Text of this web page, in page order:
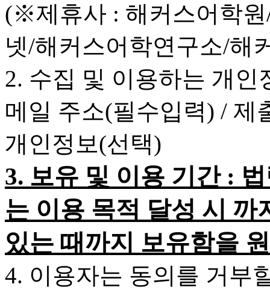
(※제휴사 : 해커스어학
넷/해커스어학연구소/해
2. 수집 및 이용하는 개
메일 주소(필수입력) / 제
개인정보(선택)
3. 보유 및 이용 기간 :
는 이용 목적 달성 시
있는 때까지 보유함을
4. 이용자는 동의를 거부